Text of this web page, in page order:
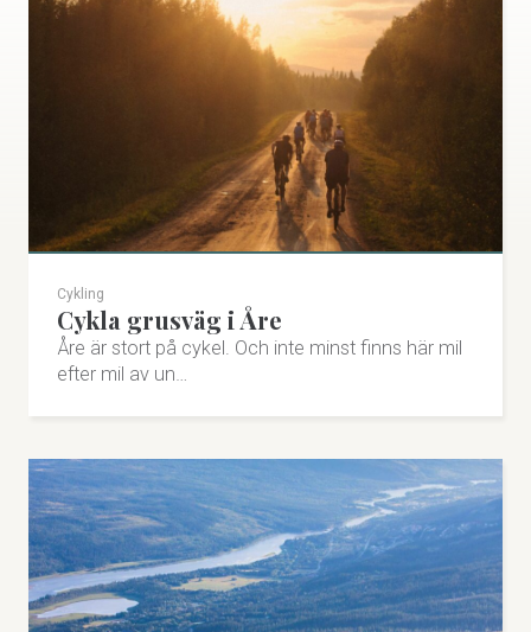
Restaurang Timmerstugan, Åre, 837 52 Åre
aremtbcenter.se
info@aremtbcenter.se
Besök på Instagram
Cykling
Cykla grusväg i Åre
Åre är stort på cykel. Och inte minst finns här mil
efter mil av un…